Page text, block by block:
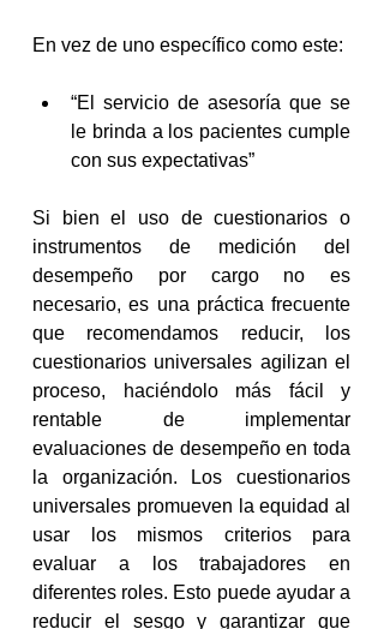
En vez de uno específico como este:
“El servicio de asesoría que se
le brinda a los pacientes cumple
con sus expectativas”
Si bien el uso de cuestionarios o
instrumentos de medición del
desempeño por cargo no es
necesario, es una práctica frecuente
que recomendamos reducir, los
cuestionarios universales agilizan el
proceso, haciéndolo más fácil y
rentable de implementar
evaluaciones de desempeño en toda
la organización. Los cuestionarios
universales promueven la equidad al
usar los mismos criterios para
evaluar a los trabajadores en
diferentes roles. Esto puede ayudar a
reducir el sesgo y garantizar que